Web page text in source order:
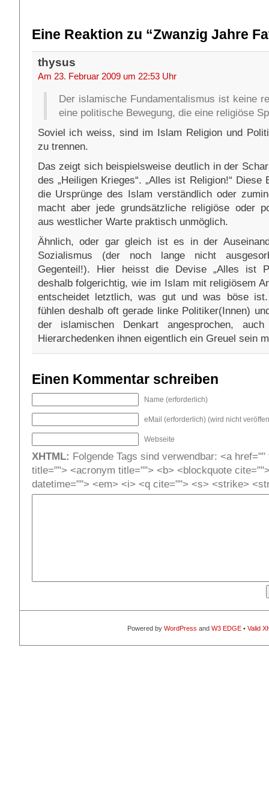
Eine Reaktion zu “Zwanzig Jahre
thysus
Am 23. Februar 2009 um 22:53 Uhr
Der islamische Fundamentalismus ist keine
eine politische Bewegung, die eine religiöse
Soviel ich weiss, sind im Islam Religion und
zu trennen.
Das zeigt sich beispielsweise deutlich in der
des „Heiligen Krieges“. „Alles ist Religion!“ Diese
die Ursprünge des Islam verständlich oder
macht aber jede grundsätzliche religiöse oder
aus westlicher Warte praktisch unmöglich.
Ähnlich, oder gar gleich ist es in der
Sozialismus (der noch lange nicht
Gegenteil!). Hier heisst die Devise „Alles ist
deshalb folgerichtig, wie im Islam mit religiösem
entscheidet letztlich, was gut und was böse ist.
fühlen deshalb oft gerade linke Politiker(Innen)
der islamischen Denkart angesprochen,
Hierarchedenken ihnen eigentlich ein Greuel sein
Einen Kommentar schreiben
Name (erforderlich)
eMail (erforderlich) (wird nicht
Webseite
XHTML: Folgende Tags sind verwendbar: <a
title=""> <acronym title=""> <b> <blockquote
datetime=""> <em> <i> <q cite=""> <s> <strike>
Powered by WordPress and W3 EDGE• Valid